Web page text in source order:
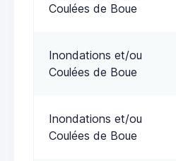
Coulées de Boue
Inondations et/ou
Coulées de Boue
Inondations et/ou
Coulées de Boue